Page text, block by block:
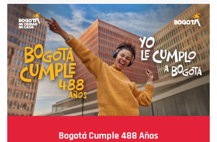
Bogotá Cumple 488 Años